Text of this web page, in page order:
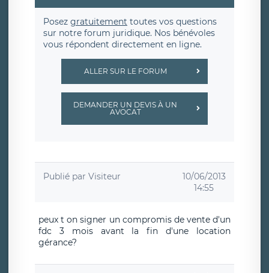
Posez gratuitement toutes vos questions
sur notre forum juridique. Nos bénévoles
vous répondent directement en ligne.
ALLER SUR LE FORUM
DEMANDER UN DEVIS À UN
AVOCAT
Publié par Visiteur
10/06/2013
14:55
peux t on signer un compromis de vente d'un
fdc 3 mois avant la fin d'une location
gérance?